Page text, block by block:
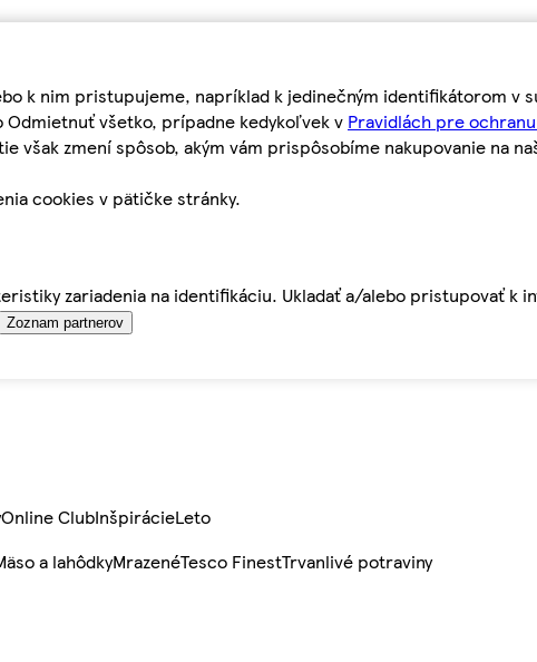
k nim pristupujeme, napríklad k jedinečným identifikátorom v
všetko, prípadne kedykoľvek v Pravidlách pre
však zmení spôsob, akým vám prispôsobíme nakupovanie na
cookies v pätičke stránky.
zariadenia na identifikáciu. Ukladať a/alebo pristupovať k
Zoznam partnerov
Online ClubInšpirácieLeto
a lahôdkyMrazenéTesco FinestTrvanlivé potraviny